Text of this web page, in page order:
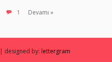
1 Devamı »
| designed by: lettergram